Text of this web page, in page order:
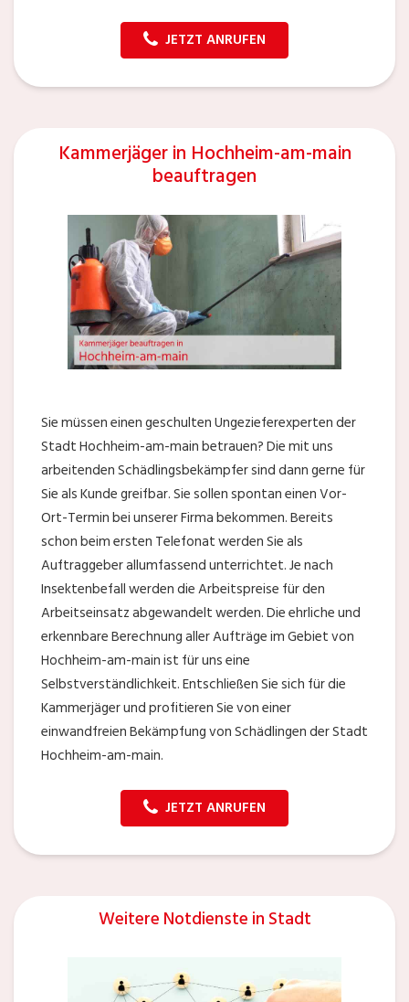
JETZT ANRUFEN
Kammerjäger in Hochheim-am-main
beauftragen
Sie müssen einen geschulten Ungezieferexperten der
Stadt Hochheim-am-main betrauen? Die mit uns
arbeitenden Schädlingsbekämpfer sind dann gerne für
Sie als Kunde greifbar. Sie sollen spontan einen Vor-
Ort-Termin bei unserer Firma bekommen. Bereits
schon beim ersten Telefonat werden Sie als
Auftraggeber allumfassend unterrichtet. Je nach
Insektenbefall werden die Arbeitspreise für den
Arbeitseinsatz abgewandelt werden. Die ehrliche und
erkennbare Berechnung aller Aufträge im Gebiet von
Hochheim-am-main ist für uns eine
Selbstverständlichkeit. Entschließen Sie sich für die
Kammerjäger und profitieren Sie von einer
einwandfreien Bekämpfung von Schädlingen der Stadt
Hochheim-am-main.
JETZT ANRUFEN
Weitere Notdienste in Stadt